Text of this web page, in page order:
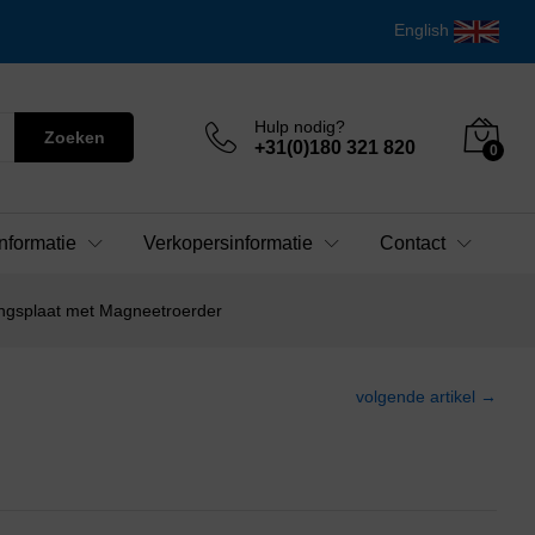
English
Zoeken
Hulp nodig?
+31(0)180 321 820 0
Verkopersinformatie Contact
met Magneetroerder
volgende artikel →